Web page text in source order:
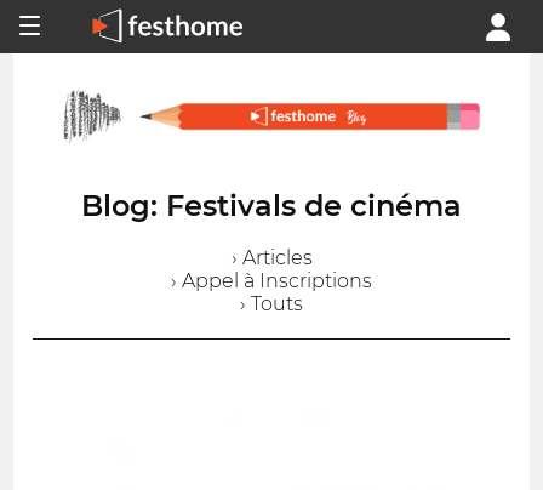
Blog: Festivals de cinéma
› Articles
› Appel à Inscriptions
› Touts